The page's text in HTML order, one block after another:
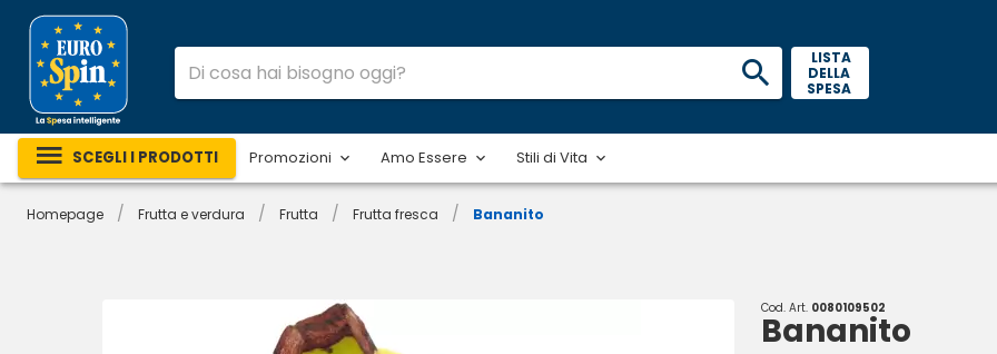
LISTA
DELLA
SPESA
SCEGLI I PRODOTTI Promozioni Amo Essere Stili di Vita
Homepage / Frutta e verdura / Frutta / Frutta fresca / Bananito
Cod. Art. 0080109502
Bananito